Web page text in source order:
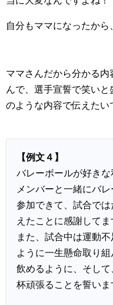
自分もママになったか
ママさんだから分かる
んで、選手宣誓で笑い
のような内容で伝えたい
【例文４】
バレーボールが好き
メンバーと一緒にバ
参加できて、試合で
えたことに感謝してま
また、試合中は運動
ように一生懸命取り
飲めるように、そし
杯頑張ることを誓いま